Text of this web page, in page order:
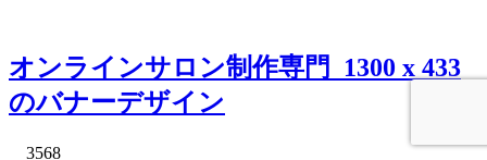
オンラインサロン制作専門_1300 x 433
のバナーデザイン
3568